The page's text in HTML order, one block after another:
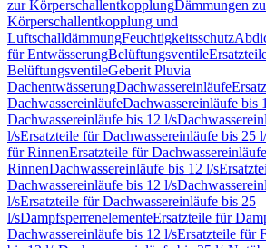
zur KörperschallentkopplungDämmungen
Körperschallentkopplung und
LuftschalldämmungFeuchtigkeitsschutz
für EntwässerungBelüftungsventile
BelüftungsventileGeberit Pluvia
DachentwässerungDachwassereinläufe
DachwassereinläufeDachwassereinläufe bis
Dachwassereinläufe bis 12 l/s
l/sErsatzteile für Dachwassereinläufe bis 25
für RinnenErsatzteile für
RinnenDachwassereinläufe bis 12 l/s
Dachwassereinläufe bis 12 l/s
l/sErsatzteile für Dachwassereinläufe bis 25
l/sDampfsperrenelementeErsatzteile für
Dachwassereinläufe bis 12 l/sErsatzteile für